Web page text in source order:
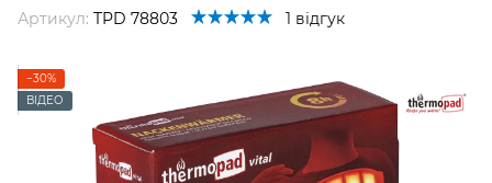
Артикул: TPD 78803 1 відгук
−30%
ВІДЕО